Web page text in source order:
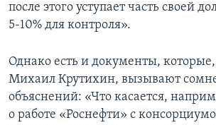
после этого уступает часть своей
5-10% для контроля».
Однако есть и документы, которые,
Михаил Крутихин, вызывают
объяснений: «Что касается,
о работе «Роснефти» с